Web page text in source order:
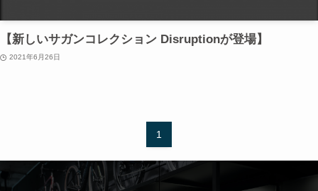
【新しいサガンコレクション Disruptionが登場】
2021年6月26日
1